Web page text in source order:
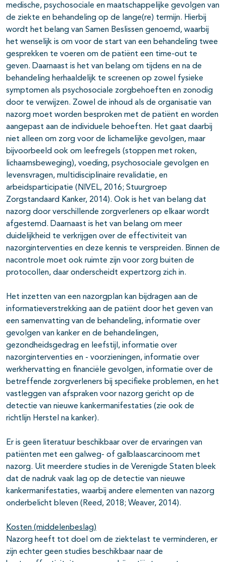
medische, psychosociale en maatschappelijke gevolgen van
de ziekte en behandeling op de lange(re) termijn. Hierbij
wordt het belang van Samen Beslissen genoemd, waarbij
het wenselijk is om voor de start van een behandeling twee
gesprekken te voeren om de patiënt een time-out te
geven. Daarnaast is het van belang om tijdens en na de
behandeling herhaaldelijk te screenen op zowel fysieke
symptomen als psychosociale zorgbehoeften en zonodig
door te verwijzen. Zowel de inhoud als de organisatie van
nazorg moet worden besproken met de patiënt en worden
aangepast aan de individuele behoeften. Het gaat daarbij
niet alleen om zorg voor de lichamelijke gevolgen, maar
bijvoorbeeld ook om leefregels (stoppen met roken,
lichaamsbeweging), voeding, psychosociale gevolgen en
levensvragen, multidisciplinaire revalidatie, en
arbeidsparticipatie (NIVEL, 2016; Stuurgroep
Zorgstandaard Kanker, 2014). Ook is het van belang dat
nazorg door verschillende zorgverleners op elkaar wordt
afgestemd. Daarnaast is het van belang om meer
duidelijkheid te verkrijgen over de effectiviteit van
nazorginterventies en deze kennis te verspreiden. Binnen de
nacontrole moet ook ruimte zijn voor zorg buiten de
protocollen, daar onderscheidt expertzorg zich in.
Het inzetten van een nazorgplan kan bijdragen aan de
informatieverstrekking aan de patiënt door het geven van
een samenvatting van de behandeling, informatie over
gevolgen van kanker en de behandelingen,
gezondheidsgedrag en leefstijl, informatie over
nazorginterventies en - voorzieningen, informatie over
werkhervatting en financiële gevolgen, informatie over de
betreffende zorgverleners bij specifieke problemen, en het
vastleggen van afspraken voor nazorg gericht op de
detectie van nieuwe kankermanifestaties (zie ook de
richtlijn Herstel na kanker).
Er is geen literatuur beschikbaar over de ervaringen van
patiënten met een galweg- of galblaascarcinoom met
nazorg. Uit meerdere studies in de Verenigde Staten bleek
dat de nadruk vaak lag op de detectie van nieuwe
kankermanifestaties, waarbij andere elementen van nazorg
onderbelicht bleven (Reed, 2018; Weaver, 2014).
Kosten (middelenbeslag)
Nazorg heeft tot doel om de ziektelast te verminderen, er
zijn echter geen studies beschikbaar naar de